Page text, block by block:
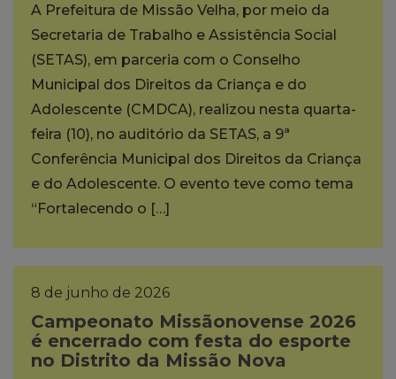
A Prefeitura de Missão Velha, por meio da
Secretaria de Trabalho e Assistência Social
(SETAS), em parceria com o Conselho
Municipal dos Direitos da Criança e do
Adolescente (CMDCA), realizou nesta quarta-
feira (10), no auditório da SETAS, a 9ª
Conferência Municipal dos Direitos da Criança
e do Adolescente. O evento teve como tema
“Fortalecendo o […]
8 de junho de 2026
Campeonato Missãonovense 2026
é encerrado com festa do esporte
no Distrito da Missão Nova